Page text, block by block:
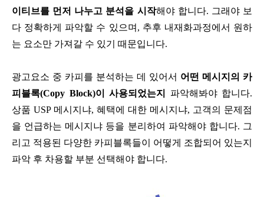
이티브를 먼저 나누고 분석을 시작해야 합니다. 그래야 보
다 정확하게 파악할 수 있으며, 추후 내재화과정에서 원하
는 요소만 가져갈 수 있기 때문입니다.
광고요소 중 카피를 분석하는 데 있어서 어떤 메시지의 카
피블록(Copy Block)이 사용되었는지
파악해봐야 합니다.
상품 USP 메시지냐, 혜택에 대한 메시지냐, 고객의 문제점
을 언급하는 메시지냐 등을 분리하여 파악해야 합니다. 그
리고 적용된 다양한 카피블록들이 어떻게 조합되어 있는지
파악 후 차용할 부분 선택해야 합니다.